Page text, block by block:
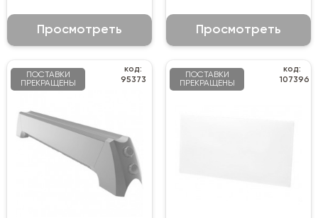
Просмотреть Просмотреть
ПОСТАВКИ
ПРЕКРАЩЕНЫ
код:
95373
ПОСТАВКИ
ПРЕКРАЩЕНЫ
код:
107396